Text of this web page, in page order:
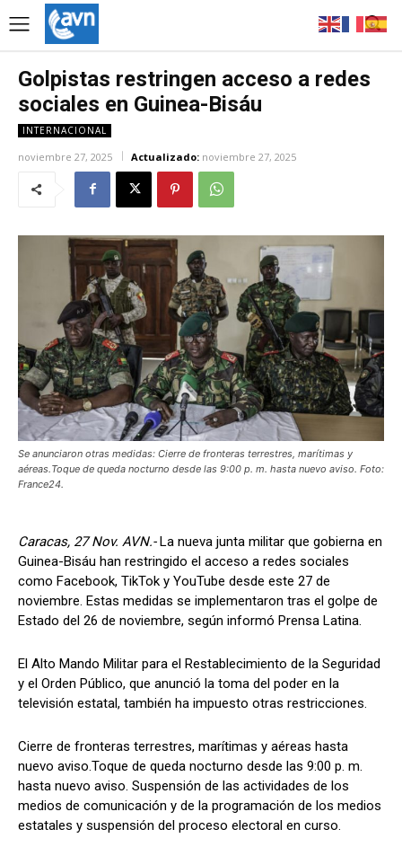
Golpistas restringen acceso a redes
sociales en Guinea-Bisáu
INTERNACIONAL
noviembre 27, 2025 Actualizado: noviembre 27, 2025
Se anunciaron otras medidas: Cierre de fronteras terrestres, marítimas y
aéreas.Toque de queda nocturno desde las 9:00 p. m. hasta nuevo aviso. Foto:
France24.
Caracas, 27 Nov. AVN.-La nueva junta militar que gobierna en
Guinea-Bisáu han restringido el acceso a redes sociales
como Facebook, TikTok y YouTube desde este 27 de
noviembre. Estas medidas se implementaron tras el golpe de
Estado del 26 de noviembre, según informó Prensa Latina.
El Alto Mando Militar para el Restablecimiento de la Seguridad
y el Orden Público, que anunció la toma del poder en la
televisión estatal, también ha impuesto otras restricciones.
Cierre de fronteras terrestres, marítimas y aéreas hasta
nuevo aviso.Toque de queda nocturno desde las 9:00 p. m.
hasta nuevo aviso. Suspensión de las actividades de los
medios de comunicación y de la programación de los medios
estatales y suspensión del proceso electoral en curso.